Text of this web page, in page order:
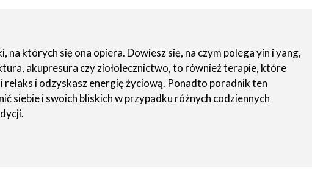
których się ona opiera. Dowiesz się, na czym polega yin i yang,
akupresura czy ziołolecznictwo, to również terapie, które
i odzyskasz energię życiową. Ponadto poradnik ten
siebie i swoich bliskich w przypadku różnych codziennych